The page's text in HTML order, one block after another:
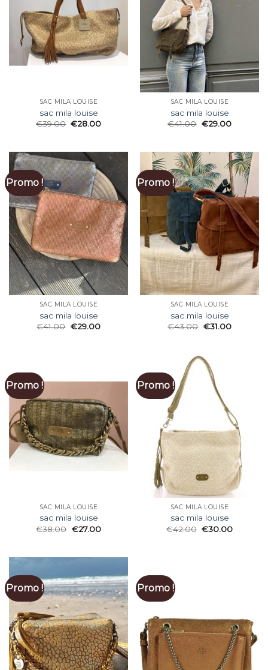
SAC MILA LOUISE
sac mila louise
€39.00 €28.00
SAC MILA LOUISE
sac mila louise
€41.00 €29.00
Promo !
SAC MILA LOUISE
sac mila louise
€41.00 €29.00
Promo !
SAC MILA LOUISE
sac mila louise
€43.00 €31.00
Promo !
SAC MILA LOUISE
sac mila louise
€38.00 €27.00
Promo !
SAC MILA LOUISE
sac mila louise
€42.00 €30.00
Promo ! Promo !